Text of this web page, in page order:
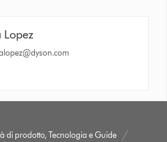
Lopez
di prodotto, Tecnologia e Guide